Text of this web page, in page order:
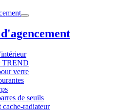
TREND
verre
de seuils
cache-radiateur